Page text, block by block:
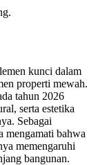
kunci dalam
properti mewah.
tahun 2026
serta estetika
Sebagai
mengamati bahwa
memengaruhi
bangunan.